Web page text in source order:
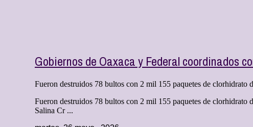
Gobiernos de Oaxaca y Federal coordinados
Fueron destruidos 78 bultos con 2 mil 155 paquetes de clorhidrato
Fueron destruidos 78 bultos con 2 mil 155 paquetes de clorhidrato
Salina Cr ...